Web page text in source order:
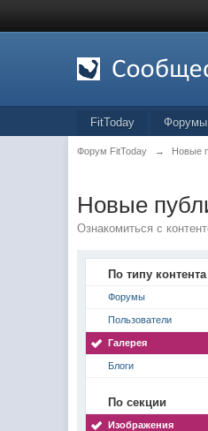
FitToday Форумы
Форум FitToday → Новые
Новые
Ознакомиться с
По типу контента
Форумы
Пользователи
Галерея
Блоги
По секции
Изображения